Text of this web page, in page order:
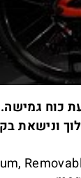
ונישאת